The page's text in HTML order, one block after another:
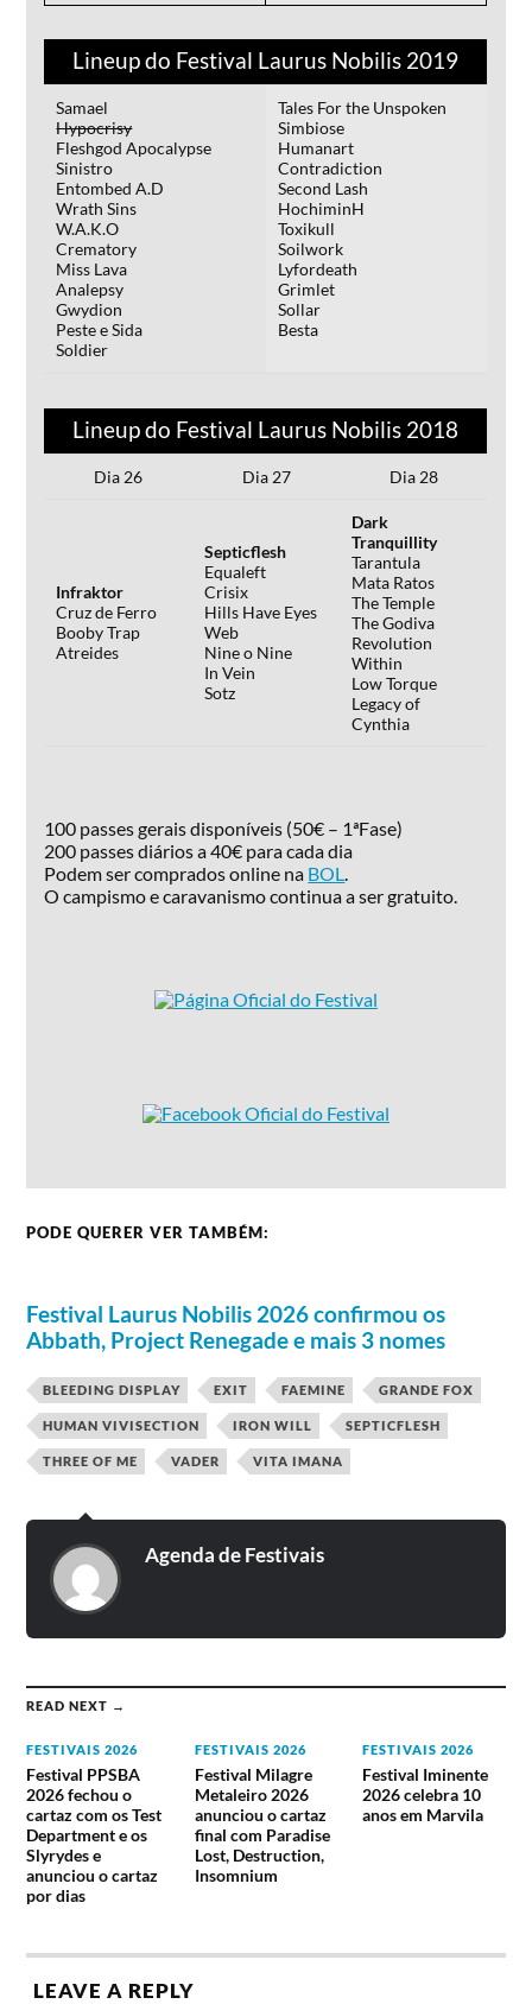
Lineup do Festival Laurus Nobilis 2019
Samael
Hypocrisy
Fleshgod Apocalypse
Sinistro
Entombed A.D
Wrath Sins
W.A.K.O
Crematory
Miss Lava
Analepsy
Gwydion
Peste e Sida
Soldier
Tales For the Unspoken
Simbiose
Humanart
Contradiction
Second Lash
HochiminH
Toxikull
Soilwork
Lyfordeath
Grimlet
Sollar
Besta
Lineup do Festival Laurus Nobilis 2018
Dia 26 Dia 27 Dia 28
Infraktor
Cruz de Ferro
Booby Trap
Atreides
Septicflesh
Equaleft
Crisix
Hills Have Eyes
Web
Nine o Nine
In Vein
Sotz
Dark
Tranquillity
Tarantula
Mata Ratos
The Temple
The Godiva
Revolution
Within
Low Torque
Legacy of
Cynthia
100 passes gerais disponíveis (50€ – 1ªFase)
200 passes diários a 40€ para cada dia
Podem ser comprados online na BOL.
O campismo e caravanismo continua a ser gratuito.
PODE QUERER VER TAMBÉM:
Festival Laurus Nobilis 2026 confirmou os
Abbath, Project Renegade e mais 3 nomes
BLEEDING DISPLAY EXIT FAEMINE GRANDE FOX
HUMAN VIVISECTION IRON WILL SEPTICFLESH
THREE OF ME VADER VITA IMANA
Agenda de Festivais
READ NEXT →
FESTIVAIS 2026
Festival PPSBA
2026 fechou o
cartaz com os Test
Department e os
Slyrydes e
anunciou o cartaz
por dias
FESTIVAIS 2026
Festival Milagre
Metaleiro 2026
anunciou o cartaz
final com Paradise
Lost, Destruction,
Insomnium
FESTIVAIS 2026
Festival Iminente
2026 celebra 10
anos em Marvila
LEAVE A REPLY